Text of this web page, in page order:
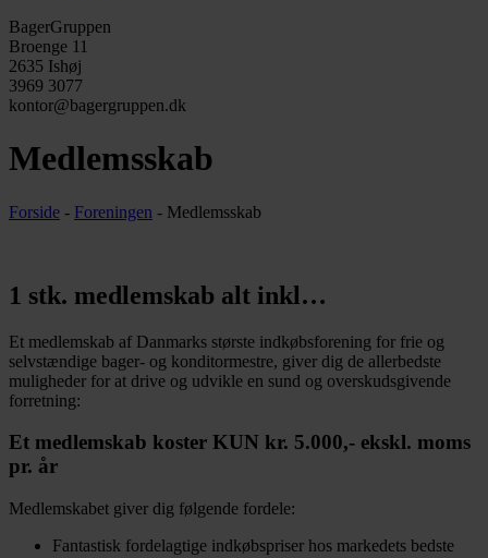
BagerGruppen
Broenge 11
2635 Ishøj
3969 3077
kontor@bagergruppen.dk
Medlemsskab
Forside - Foreningen - Medlemsskab
1 stk. medlemskab alt inkl…
Et medlemskab af Danmarks største indkøbsforening for frie og
selvstændige bager- og konditormestre, giver dig de allerbedste
muligheder for at drive og udvikle en sund og overskudsgivende
forretning:
Et medlemskab koster KUN kr. 5.000,- ekskl. moms
pr. år
Medlemskabet giver dig følgende fordele:
Fantastisk fordelagtige indkøbspriser hos markedets bedste